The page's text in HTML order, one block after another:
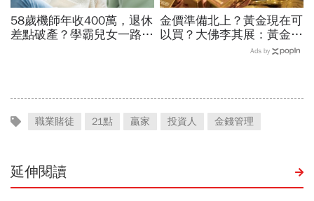
58歲機師年收400萬，退休
差點破產？學霸兒女一路私
金價準備北上？黃金現在可
以買？大佛李其展：黃金價
格摸到4300美元是好事！
Ads by
職業賭徒 21點 贏家 投資人 金錢管理
延伸閱讀